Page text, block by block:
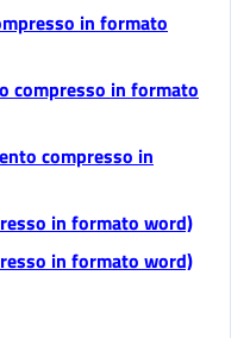
in formato
compresso in formato
compresso in
in formato word)
in formato word)